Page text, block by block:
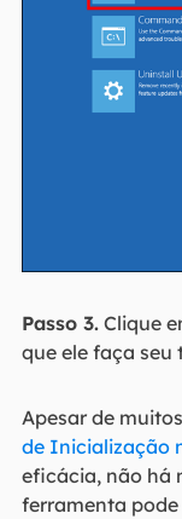
Passo 3.Clique
que ele faça seu
Apesar de
de Inicialização
eficácia, não há
ferramenta